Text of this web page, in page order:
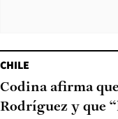
CHILE
Codina afirma
Rodríguez y que